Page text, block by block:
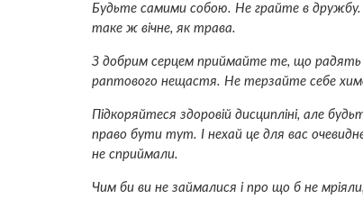
Будьте самими собою. Не грайте в дружбу.
таке ж вічне, як трава.
З добрим серцем приймайте те, що радять
раптового нещастя. Не терзайте себе
Підкоряйтеся здоровій дисципліні, але
право бути тут. І нехай це для вас
не сприймали.
Чим би ви не займалися і про що б не